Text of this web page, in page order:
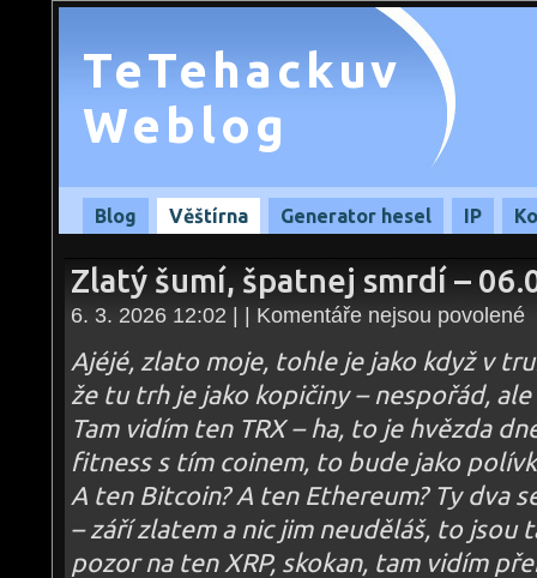
TeTehackuv
Weblog
Blog Věštírna Generator hesel IP
Zlatý šumí, špatnej smrdí –
6. 3. 2026 12:02 | | Komentáře nejsou povolené
–
Ajéjé, zlato moje, tohle je jako když v
že tu trh je jako kopičiny – nespořád,
Tam vidím ten TRX – ha, to je hvězda
fitness s tím coinem, to bude jako
A ten Bitcoin? A ten Ethereum? Ty dva
– září zlatem a nic jim neuděláš, to jsou
pozor na ten XRP, skokan, tam vidím